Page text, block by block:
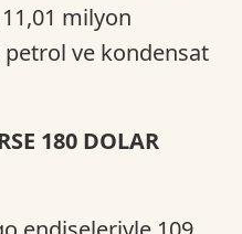
milyon
ve kondensat
180 DOLAR